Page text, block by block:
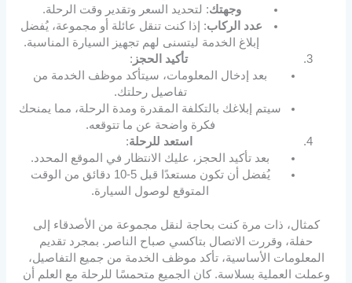
وجهتك: لتحديد السعر وتقدير وقت الرحلة.
عدد الركاب: إذا كنت تنقل عائلة أو مجموعة، يُفضل
إبلاغ الخدمة ليتسنى لهم تجهيز السيارة المناسبة.
تأكيد الحجز :
بعد إدخال المعلومات، سيتأكد موظف الخدمة من
تفاصيل رحلتك.
سيتم إبلاغك بالتكلفة المقدرة ومدة الرحلة، مما يمنحك
فكرة واضحة عن ما تتوقعه.
استعد للرحلة:
بعد تأكيد الحجز، عليك الانتظار في الموقع المحدد.
يُفضل أن تكون مستعدًا قبل 5-10 دقائق من الوقت
المتوقع لوصول السيارة.
كمثال، ذات مرة كنت بحاجة لنقل مجموعة من الأصدقاء إلى
حفلة، وقررت الاتصال بتاكسي صباح الناصر. بمجرد تقديم
المعلومات الأساسية، تأكد موظف الخدمة من جميع التفاصيل،
وعملت العملية بسلاسة. كان الجميع متحمسًا للرحلة مع العلم أن